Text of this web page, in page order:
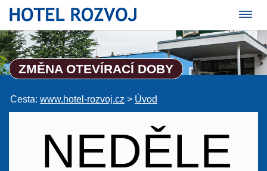
ZMĚNA OTEVÍRACÍ DOBY
Cesta: www.hotel-rozvoj.cz > Úvod
NEDĚLE